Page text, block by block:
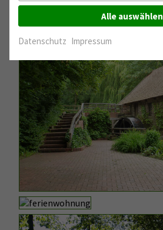
Alle auswählen
Datenschutz Impressum